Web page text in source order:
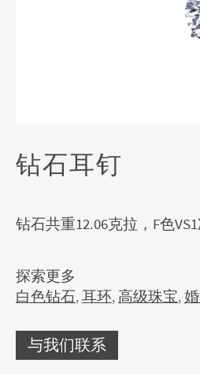
钻石耳钉
钻石共重12.06克拉，F色
探索更多
白色钻石, 耳环, 高级珠宝,
与我们联系